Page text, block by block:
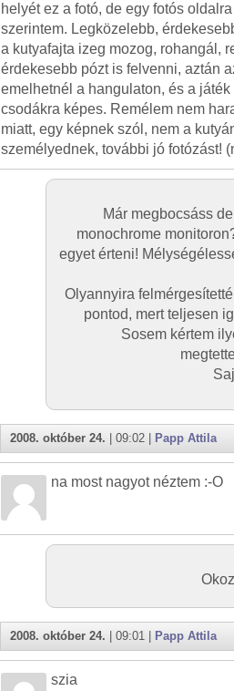
helyét ez a fotó, de egy fotós
szerintem. Legközelebb,
a kutyafajta izeg mozog, rohangál,
érdekesebb pózt is felvenni, aztán
emelhetnél a hangulaton, és a
csodákra képes. Remélem nem
miatt, egy képnek szól, nem a
személyednek, további jó fotózást!
Már megbocsáss
monochrome
egyet érteni!
Olyannyira
pontod, mert teljesen
Sosem kértem
2008. október 24. | 09:02 | Papp Attila
na most nagyot néztem :-O
2008. október 24. | 09:01 | Papp Attila
szia